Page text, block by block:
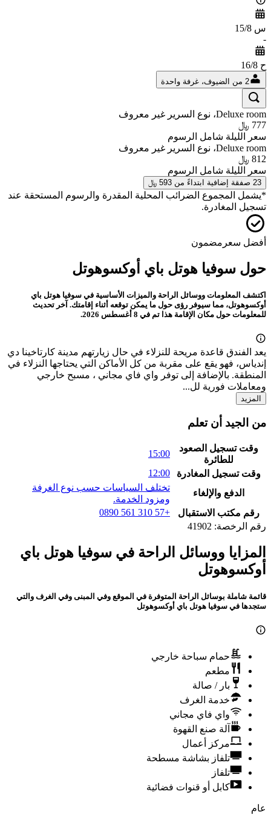
س 15/8
-
ح 16/8
2 من الضيوف، غرفة واحدة
Deluxe room، نوع السرير غير معروف
777 ﷼
سعر الليلة شامل الرسوم
Deluxe room، نوع السرير غير معروف
812 ﷼
سعر الليلة شامل الرسوم
23 صفقة إضافية ابتداءً من 593 ﷼
*يشمل المجموع الضرائب المحلية المقدرة والرسوم المستحقة عند
تسجيل المغادرة.
أفضل سعر مضمون
حول سوفيا هوتل باي أوكسوهوتل
اكتشف المعلومات ووسائل الراحة والميزات الأساسية في سوفيا هوتل باي
أوكسوهوتل، مما سيوفر رؤى حول ما يمكن توقعه أثناء إقامتك. آخر تحديث
للمعلومات حول مكان الإقامة هذا تم في 8 أغسطس 2026.
يعد الفندق قاعدة مريحة للنزلاء في حال زيارتهم مدينة كارتاخينا دي
إندياس، فهو يقع على مقربة من كل الأماكن التي يحتاجها النزلاء في
المنطقة. بالإضافة إلى توفر واي فاي مجاني ، مسبح خارجي
ومعاملات فورية لل...
المزيد
من الجيد أن تعلم
وقت تسجيل الصعود
للطائرة
15:00
وقت تسجيل المغادرة
12:00
الدفع والإلغاء
تختلف السياسات حسب نوع الغرفة
ومزود الخدمة.
رقم مكتب الاستقبال
+57 310 561 0890
رقم الرخصة: 41902
المزايا ووسائل الراحة في سوفيا هوتل باي
أوكسوهوتل
قائمة شاملة بوسائل الراحة المتوفرة في الموقع وفي المبنى وفي الغرف والتي
ستجدها في سوفيا هوتل باي أوكسوهوتل
حمام سباحة خارجي
مطعم
بار / صالة
خدمة الغرف
واي فاي مجاني
آلة صنع القهوة
مركز أعمال
تلفاز بشاشة مسطحة
تلفاز
كابل أو قنوات فضائية
عام